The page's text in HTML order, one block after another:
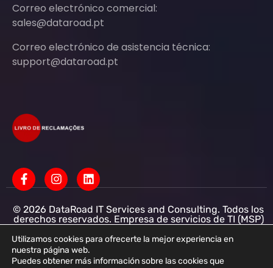
Correo electrónico comercial:
sales@dataroad.pt
Correo electrónico de asistencia técnica:
support@dataroad.pt
© 2026 DataRoad IT Services and Consulting. Todos los
derechos reservados. Empresa de servicios de TI (MSP)
Servicios informáticos - Asistencia informática - Redes
informáticas para empresas - Soporte informático
Utilizamos cookies para ofrecerte la mejor experiencia en
nuestra página web.
Puedes obtener más información sobre las cookies que